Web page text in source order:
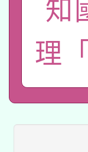
接
接
月
宣
管
有
得
用
「
辦
人
衛
菸
轉
函
知
理